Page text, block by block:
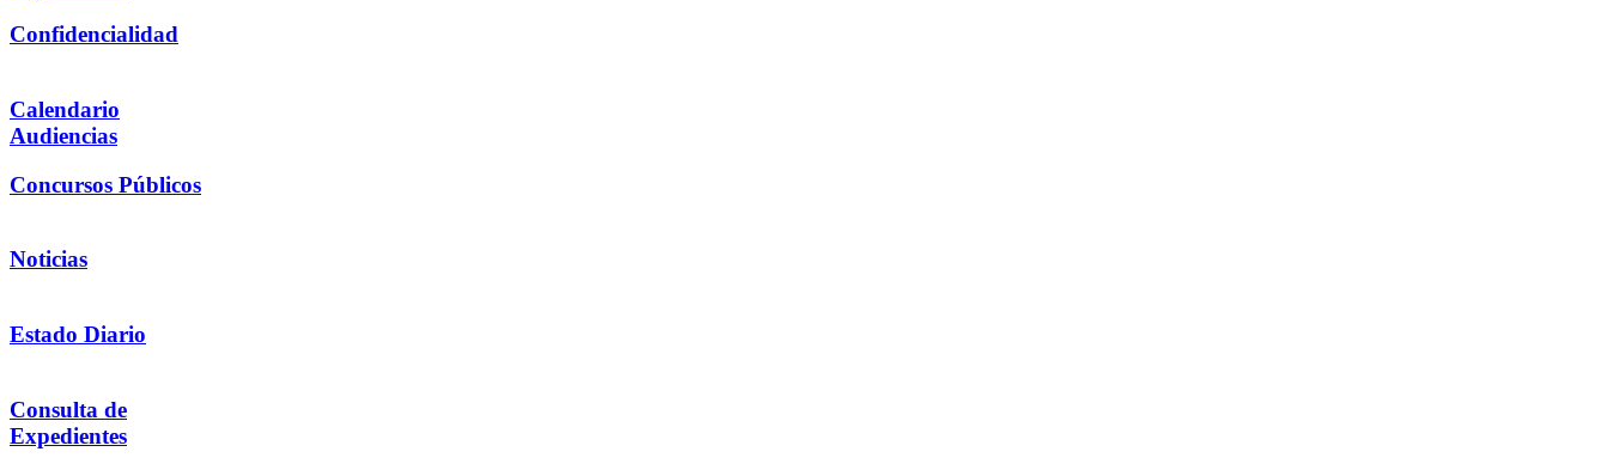
Confidencialidad
Calendario
Audiencias
Concursos Públicos
Noticias
Estado Diario
Consulta de
Expedientes